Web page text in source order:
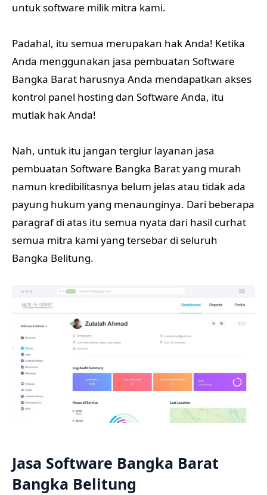
untuk software milik mitra kami.
Padahal, itu semua merupakan hak Anda! Ketika
Anda menggunakan jasa pembuatan Software
Bangka Barat harusnya Anda mendapatkan akses
kontrol panel hosting dan Software Anda, itu
mutlak hak Anda!
Nah, untuk itu jangan tergiur layanan jasa
pembuatan Software Bangka Barat yang murah
namun kredibilitasnya belum jelas atau tidak ada
payung hukum yang menaunginya. Dari beberapa
paragraf di atas itu semua nyata dari hasil curhat
semua mitra kami yang tersebar di seluruh
Bangka Belitung.
Jasa Software Bangka Barat
Bangka Belitung